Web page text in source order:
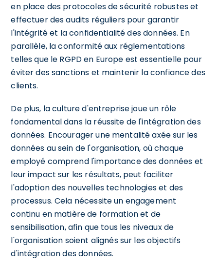
en place des protocoles de sécurité robustes et
effectuer des audits réguliers pour garantir
l'intégrité et la confidentialité des données. En
parallèle, la conformité aux réglementations
telles que le RGPD en Europe est essentielle pour
éviter des sanctions et maintenir la confiance des
clients.
De plus, la culture d'entreprise joue un rôle
fondamental dans la réussite de l'intégration des
données. Encourager une mentalité axée sur les
données au sein de l'organisation, où chaque
employé comprend l'importance des données et
leur impact sur les résultats, peut faciliter
l'adoption des nouvelles technologies et des
processus. Cela nécessite un engagement
continu en matière de formation et de
sensibilisation, afin que tous les niveaux de
l'organisation soient alignés sur les objectifs
d'intégration des données.